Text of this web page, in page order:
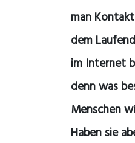
man
dem
im Internet
denn was
Menschen
Haben sie